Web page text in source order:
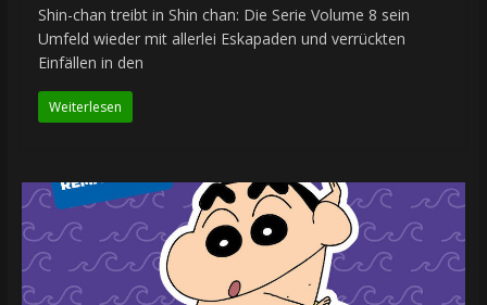
Shin-chan treibt in Shin chan: Die Serie Volume 8 sein
Umfeld wieder mit allerlei Eskapaden und verrückten
Einfällen in den
Weiterlesen